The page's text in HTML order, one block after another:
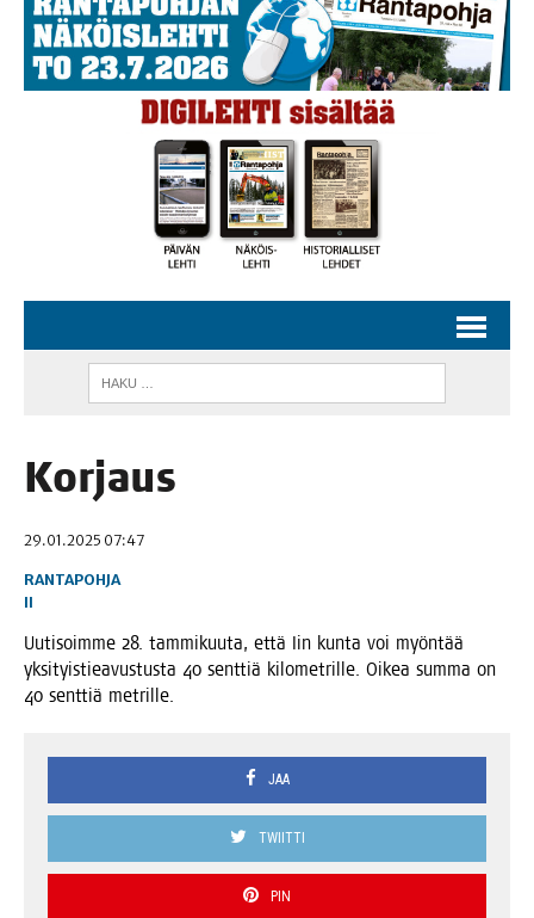
Kor­jaus
29.01.2025 07:47
RANTAPOHJA
II
Uuti­soim­me 28. tam­mi­kuu­ta, että Iin kun­ta voi myön­tää
yksi­tyis­tie­a­vus­tus­ta 40 sent­tiä kilo­met­ril­le. Oikea sum­ma on
40 sent­tiä metrille.
JAA
TWIITTI
PIN